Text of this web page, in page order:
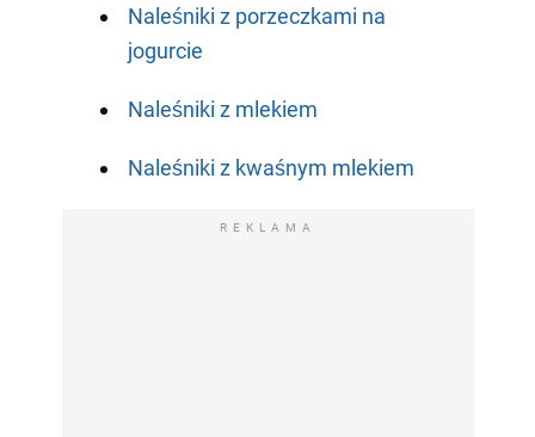
Naleśniki z porzeczkami na
jogurcie
Naleśniki z mlekiem
Naleśniki z kwaśnym mlekiem
REKLAMA